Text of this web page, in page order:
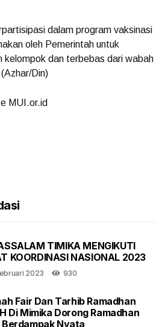
dalam program vaksinasi
oleh Pemerintah untuk
kelompok dan terbebas dari wabah
Din)
MUI.or.id
TIMIKA MENGIKUTI
KOORDINASI NASIONAL 2023
2023 930
Fair Dan Tarhib Ramadhan
Di Mimika Dorong Ramadhan
Berdampak Nyata